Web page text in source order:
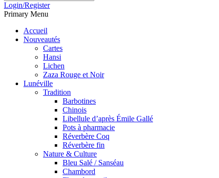
Login/Register
Primary Menu
Accueil
Nouveautés
Cartes
Hansi
Lichen
Zaza Rouge et Noir
Lunéville
Tradition
Barbotines
Chinois
Libellule d’après Émile Gallé
Pots à pharmacie
Réverbère Coq
Réverbère fin
Nature & Culture
Bleu Salé / Sanséau
Chambord